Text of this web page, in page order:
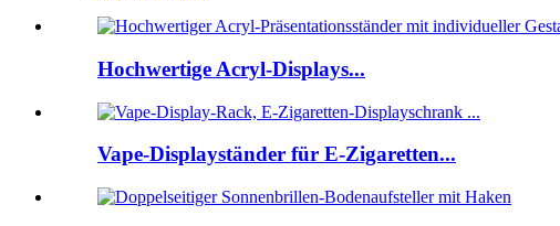
Hochwertige Acryl-Displays...
Vape-Displayständer für E-Zigaretten...